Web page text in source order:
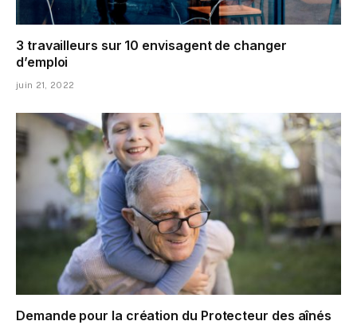
3 travailleurs sur 10 envisagent de changer
d’emploi
juin 21, 2022
Demande pour la création du Protecteur des aînés